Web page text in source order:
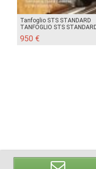
Tanfoglio STS STANDARD
TANFOGLIO STS
950 €